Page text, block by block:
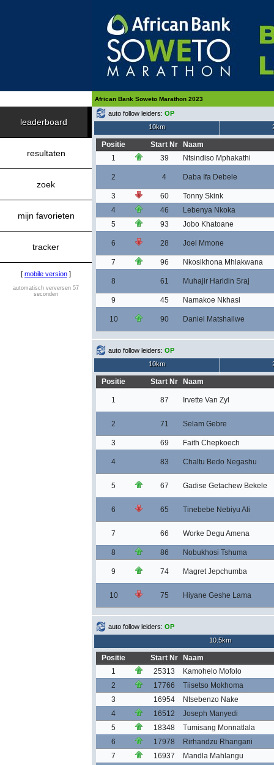
African Bank Soweto Marathon 2023
leaderboard
resultaten
zoek
mijn favorieten
tracker
[ mobile version ]
automatisch verversen 57
seconden
auto follow leiders: OP
10km
Positie Start Nr
Naam
1
39 Ntsindiso Mphakathi
2 4 Daba Ifa Debele
3 60
Tonny Skink
4
46
Lebenya Nkoka
5
93 Jobo Khatoane
6 28 Joel Mmone
7 96 Nkosikhona Mhlakwana
8 61 Muhajir Harldin Sraj
9 45 Namakoe Nkhasi
10 90 Daniel Matshailwe
auto follow leiders: OP
10km
Positie Start Nr Naam
1 87 Irvette Van Zyl
2 71 Selam Gebre
3 69 Faith Chepkoech
4 83 Chaltu Bedo Negashu
5 67 Gadise Getachew Bekele
6 65 Tinebebe Nebiyu Ali
7 66 Worke Degu Amena
8 86 Nobukhosi Tshuma
9 74 Magret Jepchumba
10 75 Hiyane Geshe Lama
auto follow leiders: OP
10.5km
Positie Start Nr
Naam
1
25313
Kamohelo Mofolo
2
17766
Tiisetso Mokhoma
3
16954
Ntsebenzo Nake
4
16512
Joseph Manyedi
5
18348
Tumisang Monnatlala
6
17978
Rirhandzu Rhangani
7
16937
Mandla Mahlangu